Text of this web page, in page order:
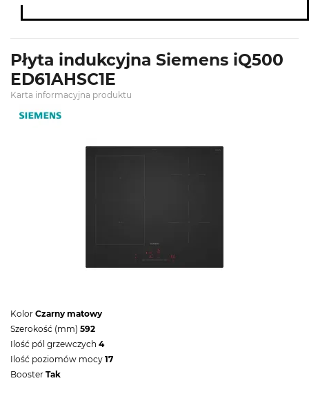
Płyta indukcyjna Siemens iQ500
ED61AHSC1E
Karta informacyjna produktu
Kolor Czarny matowy
Szerokość (mm) 592
Ilość pól grzewczych 4
Ilość poziomów mocy 17
Booster Tak